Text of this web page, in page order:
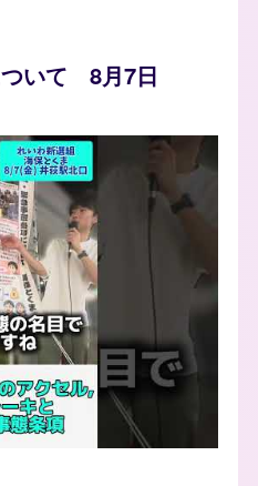
ついて 8月7日